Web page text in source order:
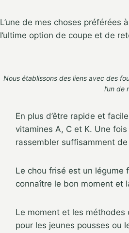
L’une de mes choses préférées
l’ultime option de coupe et de
Nous établissons des liens avec des
l’un de
En plus d’être rapide et
vitamines A, C et K. Une
rassembler suffisamment
Le chou frisé est un légume
connaître le bon moment et
Le moment et les
pour les jeunes pousses ou